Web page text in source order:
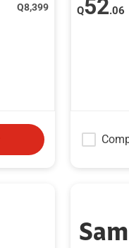
Q8,399 Q52.06